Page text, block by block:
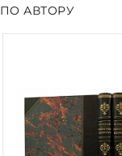
ПО АВТОРУ